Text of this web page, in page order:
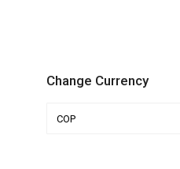
Change Currency
COP